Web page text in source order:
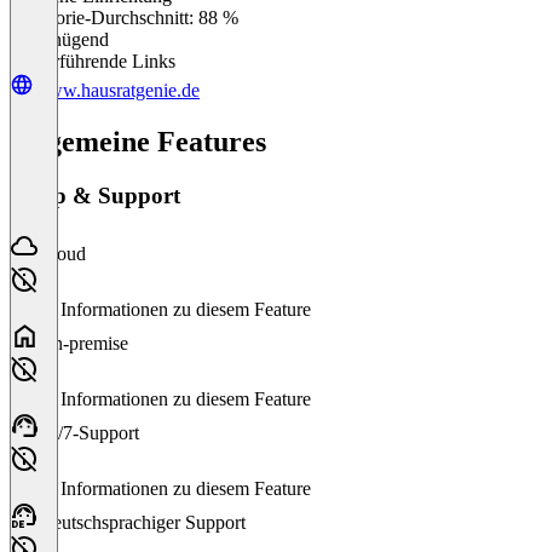
Kategorie-Durchschnitt: 88 %
Ungenügend
Weiterführende Links
www.hausratgenie.de
Allgemeine Features
Setup & Support
Cloud
Keine Informationen zu diesem Feature
On-premise
Keine Informationen zu diesem Feature
24/7-Support
Keine Informationen zu diesem Feature
Deutschsprachiger Support